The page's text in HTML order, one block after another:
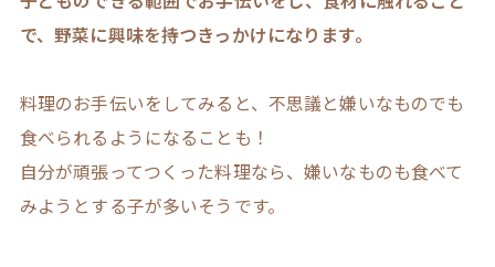
で、野菜に興味を持つきっかけになります。
料理のお手伝いをしてみると、不思議と嫌いなものでも
食べられるようになることも！
自分が頑張ってつくった料理なら、嫌いなものも食べて
みようとする子が多いそうです。